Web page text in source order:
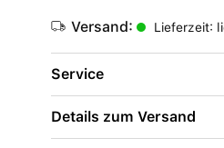
Versand: Lieferzeit:
Service
Details zum Versand